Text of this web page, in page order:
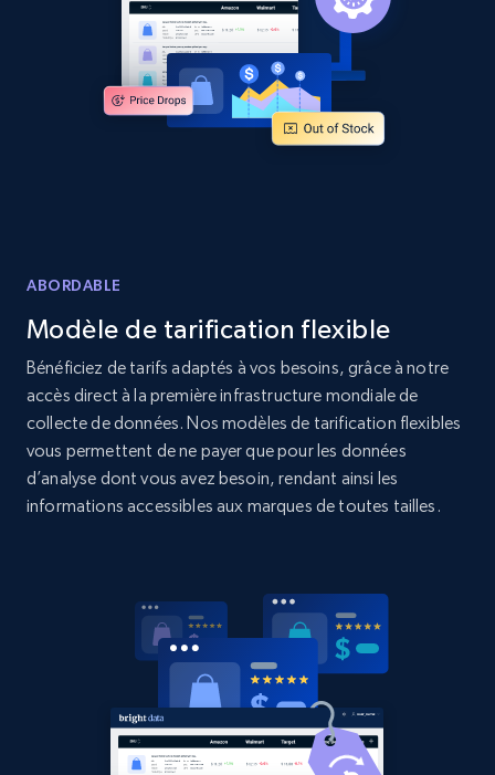
Title, Seller name, Brand, Description, Initial
price, Currency, Availability, Reviews count, and
2.1K+ 375+ Commencer
Title, Seller name, Brand, Description, Initial
price, Currency, Availability, Reviews count, and
more.
2.1K+ 375+ Commencer
Amazon products global dataset -
price, Currency, Availability, Reviews count, and
375+ Commencer
ABORDABLE
Modèle de tarification flexible
Bénéficiez de tarifs adaptés à vos besoins, grâce à notre
accès direct à la première infrastructure mondiale de
collecte de données. Nos modèles de tarification flexibles
vous permettent de ne payer que pour les données
d’analyse dont vous avez besoin, rendant ainsi les
informations accessibles aux marques de toutes tailles.